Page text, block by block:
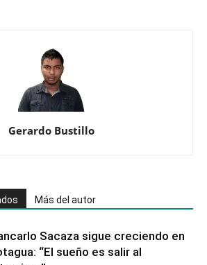
Gerardo Bustillo
Más del autor
Sacaza sigue creciendo en
“El sueño es salir al